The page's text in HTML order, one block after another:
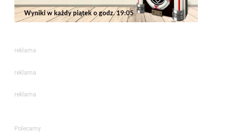
reklama
reklama
reklama
Polecamy